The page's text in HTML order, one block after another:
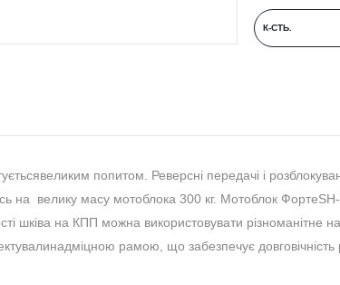
К‐СТЬ.
попитом. Реверсні передачі і
на велику масу мотоблока 300 кг. Мотоблок
шківа на КПП можна використовувати різноманітне
рамою, що забезпечує довговічність